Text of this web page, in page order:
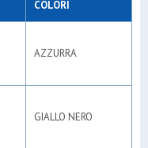
COLORI
AZZURRA
GIALLO NERO